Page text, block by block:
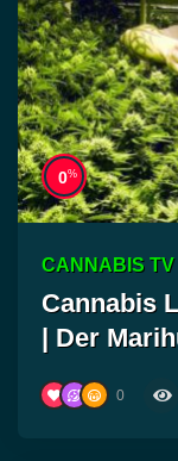
0%
CANNABIS TV
Cannabis
| Der
0